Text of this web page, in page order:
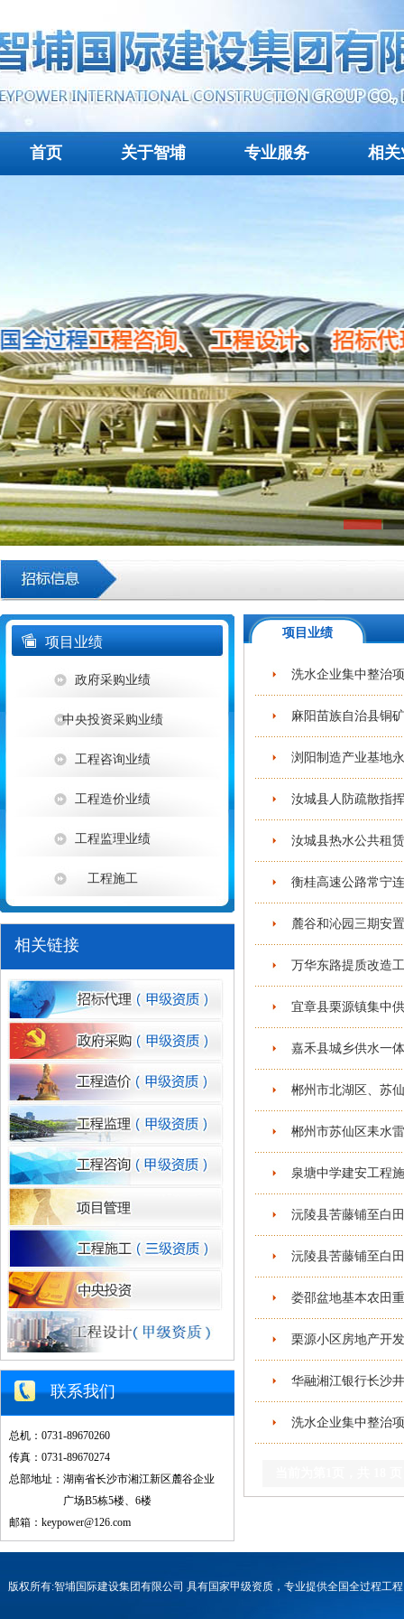
首页 关于智埔 专业服务 相关
1 2
项目业绩
政府采购业绩
中央投资采购业绩
工程咨询业绩
工程造价业绩
工程监理业绩
工程施工
相关链接
联系我们
总机：0731-89670260
传真：0731-89670274
总部地址：湖南省长沙市湘江新区麓谷企业
广场B5栋5楼、6楼
邮箱：keypower@126.com
项目业绩
洗水企业集中整治
麻阳苗族自治县铜
浏阳制造产业基地
汝城县人防疏散指
汝城县热水公共租
衡桂高速公路常宁
麓谷和沁园三期安
万华东路提质改造
宜章县栗源镇集中
嘉禾县城乡供水一
郴州市北湖区、苏
郴州市苏仙区耒水
泉塘中学建安工程
沅陵县苦藤铺至白
沅陵县苦藤铺至白
娄邵盆地基本农田
栗源小区房地产开
华融湘江银行长沙
洗水企业集中整治
版权所有:智埔国际建设集团有限公司 具有国家甲级资质，专业提供全国全过程